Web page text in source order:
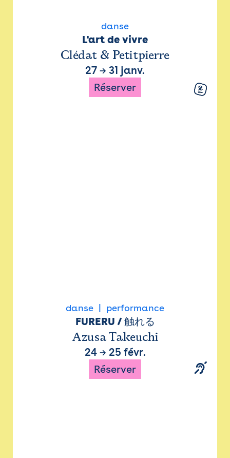
danse
L'art de vivre
Clédat & Petitpierre
27 → 31 janv.
Réserver
danse performance
FURERU / 触れる
Azusa Takeuchi
24→ 25 févr.
Réserver